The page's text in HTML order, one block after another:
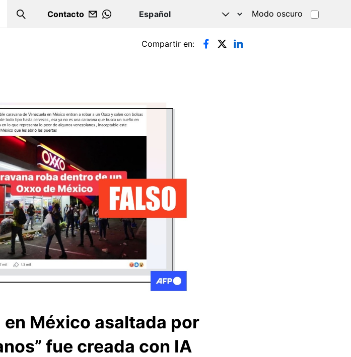
Search
Contacto
WHATSAPP
Modo oscuro
Compartir en:
México asaltada por
fue creada con IA